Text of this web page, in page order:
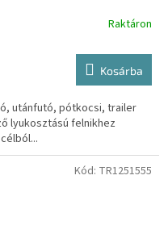
Raktáron
Kosárba
utánfutó, pótkocsi, trailer
lyukosztású felnikhez
Kód: TR1251555